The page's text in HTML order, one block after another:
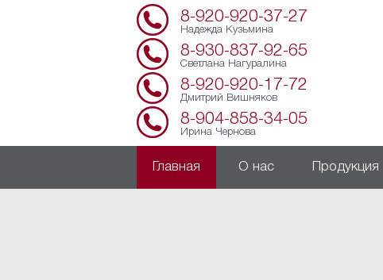
8-920-920-37-27
Надежда Кузьмина
8-930-837-92-65
Светлана Нагуралина
8-920-920-17-72
Дмитрий Вишняков
8-904-858-34-05
Ирина Чернова
Главная О нас Продукция